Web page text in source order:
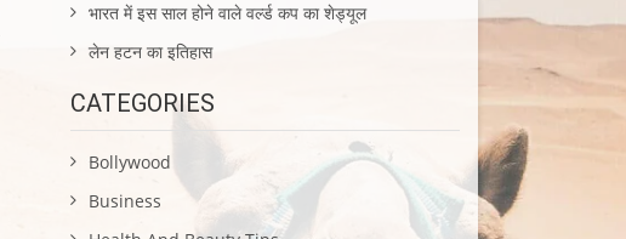
भारत में इस साल होने वाले वर्ल्ड कप का शेड्यूल
लेन हटन का इतिहास
CATEGORIES
Bollywood
Business